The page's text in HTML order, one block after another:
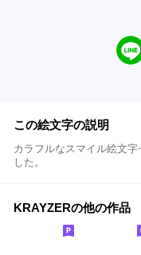
この絵文字の説明
カラフルなスマイル絵文
した。
KRAYZERの他の作品